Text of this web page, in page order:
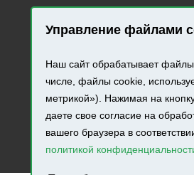
Управление файлами
Наш сайт обрабатывает
числе, файлы cookie,
метрикой»). Нажимая на
даете свое согласие на
вашего браузера в
политикой
2026 © «Промресурс». Все
Разработка и